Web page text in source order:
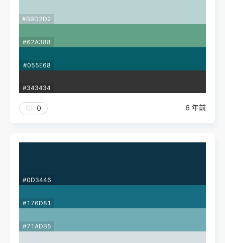
#B9D2D2
#62A388
#055E68
#343434
0 6 年前
#0D3446
#176D81
#71ADB5